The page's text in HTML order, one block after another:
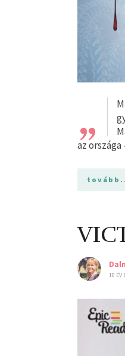
„
az
10 ÉV